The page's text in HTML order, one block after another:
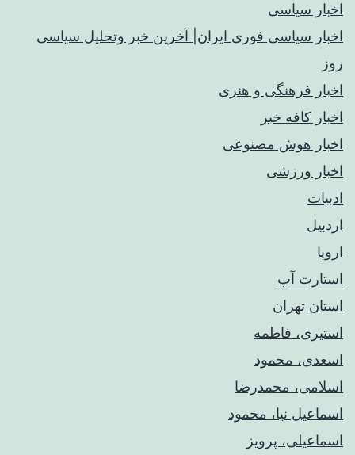
اخبار سیاسی
اخبار سیاسی فوری ایران| آخرین خبر وتحلیل سیاسی
روز
اخبار فرهنگی و هنری
اخبار کافه خبر
اخبار هوش مصنوعی
اخبار ورزشی
ادبیات
اردبیل
اروپا
استارت آپ
استان تهران
استیری، فاطمه
اسعدی، محمود
اسلامی، محمدرضا
اسماعیل نیا، محمود
اسماعیلی، پرویز